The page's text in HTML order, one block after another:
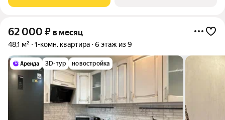
62 000 ₽ в месяц
48,1 м² 1-комн. квартира 6 этаж из 9
3D-тур новостройка